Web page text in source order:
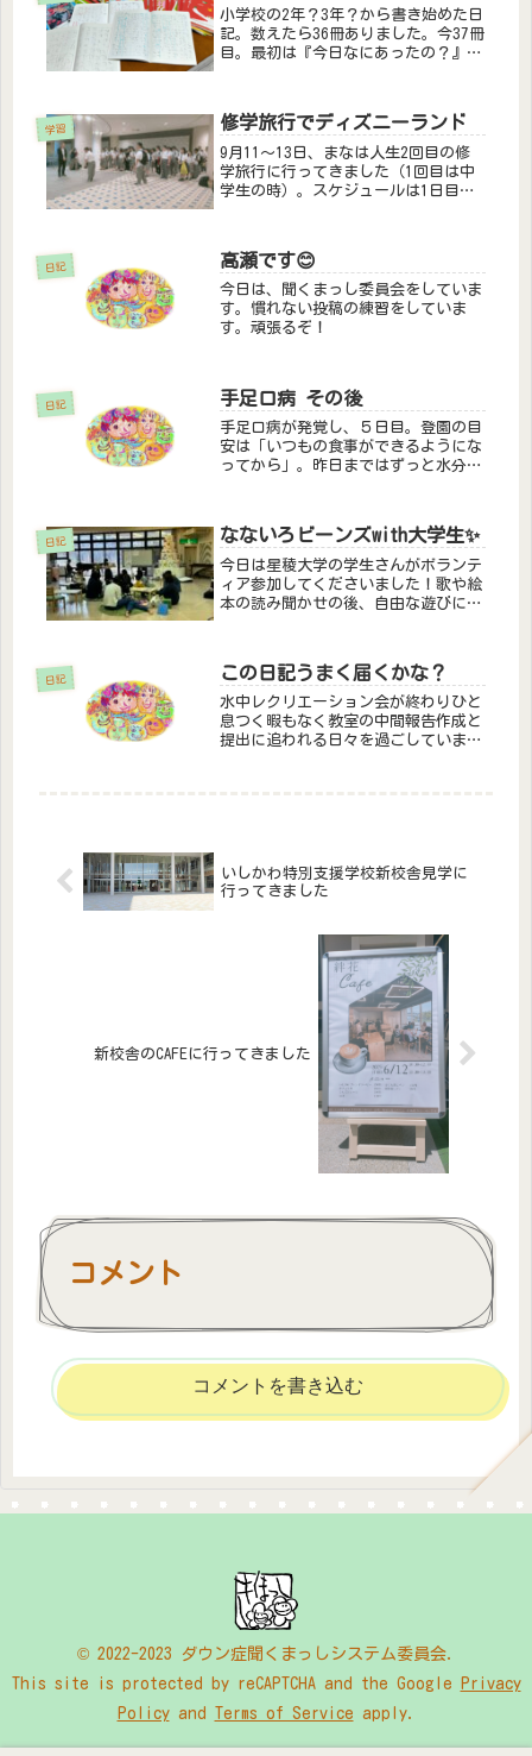
小学校の2年？3年？から書き始めた日
記。数えたら36冊ありました。今37冊
目。最初は『今日なにあったの？』っ
って書くよ。”き” ちっちゃ
い”ょ” ”う” わじゃなく
て”は”...
学習 修学旅行でディズニーランド
9月11～13日、まなは人生2回目の修
学旅行に行ってきました（1回目は中
学生の時）。スケジュールは1日目ー
ーランド。3日目ー葛西臨海水族園。
そして帰路。移動は北陸新幹線は
く...
日記 高瀬です😊
今日は、聞くまっし委員会をしていま
す。慣れない投稿の練習をしていま
す。頑張るぞ！
日記 手足口病 その後
手足口病が発覚し、５日目。登園の目
安は「いつもの食事ができるようにな
ってから」。昨日まではずっと水分を
のかっぱエビせん。機嫌も悪いし、も
うこのままご飯食べんくなったらどう
し...
日記 なないろビーンズwith大学生✨
今日は星稜大学の学生さんがボランテ
ィア参加してくださいました！歌や絵
本の読み聞かせの後、自由な遊びに付
参加することができていた気がしま
す。志の高い、優秀な学生さんたちに
お会...
日記 この日記うまく届くかな？
水中レクリエーション会が終わりひと
息つく暇もなく教室の中間報告作成と
提出に追われる日々を過ごしていまし
いしかわ特別支援学校新校舎見学に
行ってきました
新校舎のCAFEに行ってきました
コメント
コメントを書き込む
© 2022-2023 ダウン症聞くまっしシステム委員会.
This site is protected by reCAPTCHA and the Google
Privacy
Policyand Terms of Service apply.